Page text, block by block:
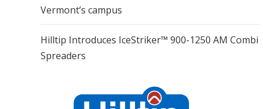
Vermont’s campus
Hilltip Introduces IceStriker™ 900-1250 AM Combi
Spreaders